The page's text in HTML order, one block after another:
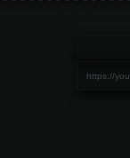
https://